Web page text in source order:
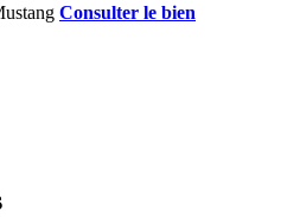
Consulter le bien